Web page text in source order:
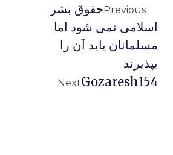
Previousحقوق بشر
اسلامی نمی شود اما
مسلمانان باید آن را
بپذیرند
NextGozaresh154